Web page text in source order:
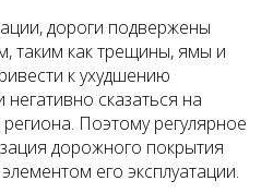
дороги подвержены
таким как трещины, ямы и
к ухудшению
сказаться на
Поэтому регулярное
дорожного покрытия
его эксплуатации.